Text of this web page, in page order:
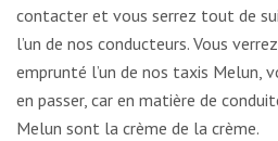
contacter et vous serrez tout de
l’un de nos conducteurs. Vous
emprunté l’un de nos taxis Melun,
en passer, car en matière de
Melun sont la crème de la crème.